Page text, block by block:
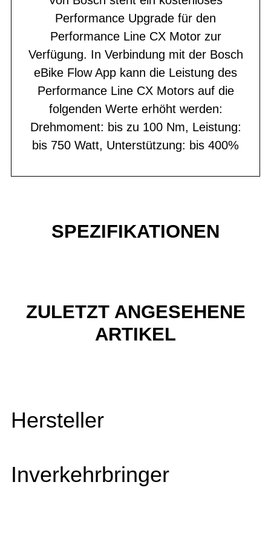
Performance Upgrade für den
Performance Line CX Motor zur
Verfügung. In Verbindung mit der Bosch
eBike Flow App kann die Leistung des
Performance Line CX Motors auf die
folgenden Werte erhöht werden:
Drehmoment: bis zu 100 Nm, Leistung:
bis 750 Watt, Unterstützung: bis 400%
SPEZIFIKATIONEN
ZULETZT ANGESEHENE
ARTIKEL
Hersteller
Inverkehrbringer